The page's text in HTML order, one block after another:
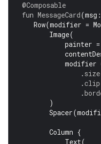
@Composable
fun MessageCard(msg :
Row(modifier =
Image(
painter =
modifier
. size
.clip
.
)
Spacer(
Column {
Text(